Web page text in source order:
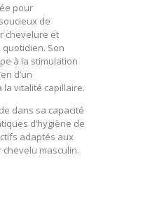
pour
de
chevelure et
Son
à la stimulation
d’un
vitalité capillaire.
dans sa capacité
d’hygiène de
adaptés aux
masculin.